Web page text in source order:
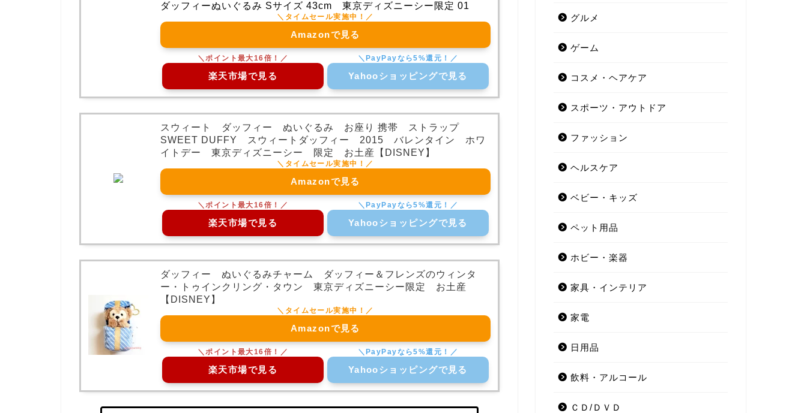
ダッフィーぬいぐるみ Sサイズ 43cm 東京ディズニーシー限定 01
Amazonで見る
楽天市場で見る Yahooショッピングで見る
スウィート ダッフィー ぬいぐるみ お座り 携帯 ストラップ
SWEET DUFFY スウィートダッフィー 2015 バレンタイン ホワ
イトデー 東京ディズニーシー 限定 お土産【DISNEY】
Amazonで見る
楽天市場で見る Yahooショッピングで見る
ダッフィー ぬいぐるみチャーム ダッフィー＆フレンズのウィンタ
ー・トゥインクリング・タウン 東京ディズニーシー限定 お土産
【DISNEY】
Amazonで見る
楽天市場で見る Yahooショッピングで見る
グルメ
ゲーム
コスメ・ヘアケア
スポーツ・アウトドア
ファッション
ヘルスケア
ベビー・キッズ
ペット用品
ホビー・楽器
家具・インテリア
家電
日用品
飲料・アルコール
ＣＤ/ＤＶＤ